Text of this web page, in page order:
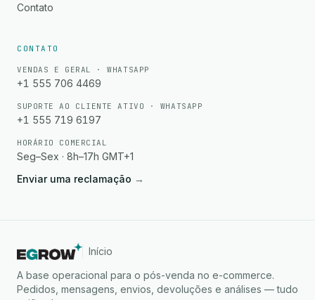
Contato
CONTATO
VENDAS E GERAL · WHATSAPP
+1 555 706 4469
SUPORTE AO CLIENTE ATIVO · WHATSAPP
+1 555 719 6197
HORÁRIO COMERCIAL
Seg–Sex · 8h–17h GMT+1
Enviar uma reclamação →
Início
A base operacional para o pós-venda no e-commerce.
Pedidos, mensagens, envios, devoluções e análises — tudo